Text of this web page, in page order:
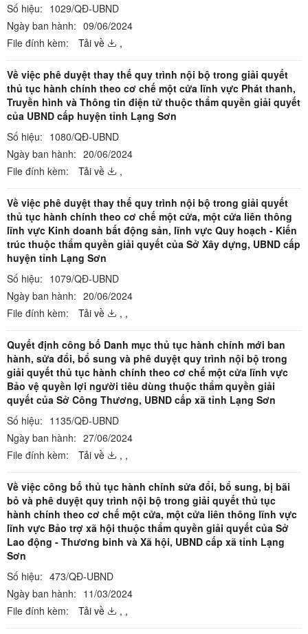
Số hiệu: 1029/QĐ-UBND
Ngày ban hành: 09/06/2024
File đính kèm:
Tải về ,
Về việc phê duyệt thay thế quy trình nội bộ trong giải quyết
thủ tục hành chính theo cơ chế một cửa lĩnh vực Phát thanh,
Truyền hình và Thông tin điện tử thuộc thẩm quyền giải quyết
của UBND cấp huyện tỉnh Lạng Sơn
Số hiệu: 1080/QĐ-UBND
Ngày ban hành: 20/06/2024
File đính kèm:
Tải về ,
Về việc phê duyệt thay thế quy trình nội bộ trong giải quyết
thủ tục hành chính theo cơ chế một cửa, một cửa liên thông
lĩnh vực Kinh doanh bất động sản, lĩnh vực Quy hoạch - Kiến
trúc thuộc thẩm quyền giải quyết của Sở Xây dựng, UBND cấp
huyện tỉnh Lạng Sơn
Số hiệu: 1079/QĐ-UBND
Ngày ban hành: 20/06/2024
File đính kèm:
Tải về , ,
Quyết định công bố Danh mục thủ tục hành chính mới ban
hành, sửa đổi, bổ sung và phê duyệt quy trình nội bộ trong
giải quyết thủ tục hành chính theo cơ chế một cửa lĩnh vực
Bảo vệ quyền lợi người tiêu dùng thuộc thẩm quyền giải
quyết của Sở Công Thương, UBND cấp xã tỉnh Lạng Sơn
Số hiệu: 1135/QĐ-UBND
Ngày ban hành: 27/06/2024
File đính kèm:
Tải về , ,
Về việc công bố thủ tục hành chính sửa đổi, bổ sung, bị bãi
bỏ và phê duyệt quy trình nội bộ trong giải quyết thủ tục
hành chính theo cơ chế một cửa, một cửa liên thông lĩnh vực
lĩnh vực Bảo trợ xã hội thuộc thẩm quyền giải quyết của Sở
Lao động - Thương binh và Xã hội, UBND cấp xã tỉnh Lạng
Sơn
Số hiệu: 473/QĐ-UBND
Ngày ban hành: 11/03/2024
File đính kèm:
Tải về , ,